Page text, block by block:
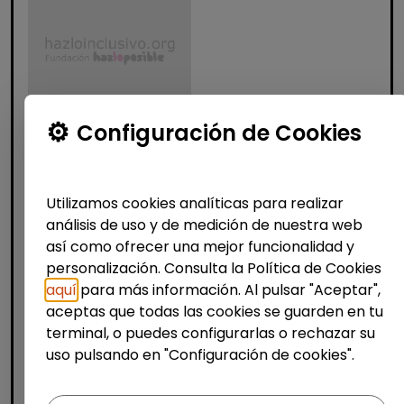
Atención al Cliente y Comercio
Operario/a en lavandería y tintorería
(madrid)
| España(Madrid)
Bajo la supervisión de la persona
responsable: Recepcionar y clasificar
prendas según tipo de tejido, color y
tratamiento necesario. Aplicar procesos de
limpieza adecuados (lav...
Configuración de Cookies
Utilizamos cookies analíticas para realizar
análisis de uso y de medición de nuestra web
así como ofrecer una mejor funcionalidad y
personalización. Consulta la Política de Cookies
aquí para más información. Al pulsar "Aceptar",
aceptas que todas las cookies se guarden en tu
terminal, o puedes configurarlas o rechazar su
uso pulsando en "Configuración de cookies".